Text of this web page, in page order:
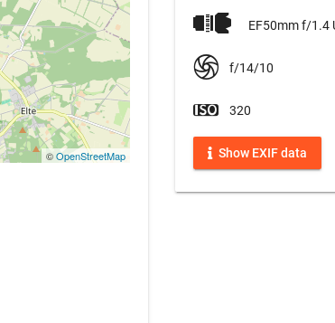
©OpenStreetMap
EF50mm f/1.4
f/14/10
320
Show EXIF data